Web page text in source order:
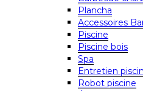
Plancha
Accessoires
Piscine
Piscine bois
Spa
Entretien
Robot piscine